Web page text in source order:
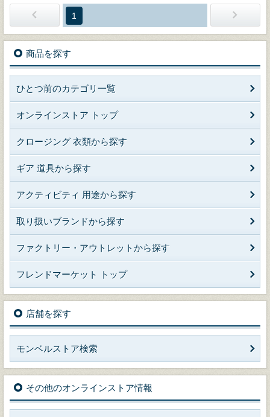
1
商品を探す
ひとつ前のカテゴリ一覧
オンラインストア トップ
クロージング 衣類から探す
ギア 道具から探す
アクティビティ 用途から探す
取り扱いブランドから探す
ファクトリー・アウトレットから探す
フレンドマーケット トップ
店舗を探す
モンベルストア検索
その他のオンラインストア情報